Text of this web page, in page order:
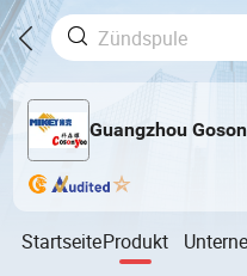
Guangzhou
StartseiteProdukt